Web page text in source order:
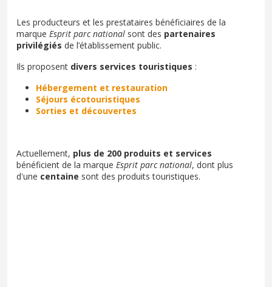
Les producteurs et les prestataires bénéficiaires de la
marque Esprit parc national sont des partenaires
privilégiés de l’établissement public.
Ils proposent divers services touristiques :
Hébergement et restauration
Séjours écotouristiques
Sorties et découvertes
Actuellement, plus de 200 produits et services
bénéficient de la marque Esprit parc national, dont plus
d'une centaine sont des produits touristiques.